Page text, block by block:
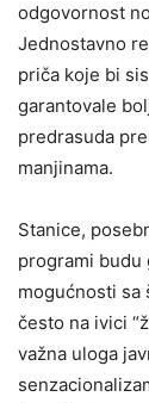
odgovornost
Jednostavno
priča koje bi
garantovale
predrasuda
manjinama.
Stanice,
programi budu
mogućnosti sa
često na ivici
važna uloga